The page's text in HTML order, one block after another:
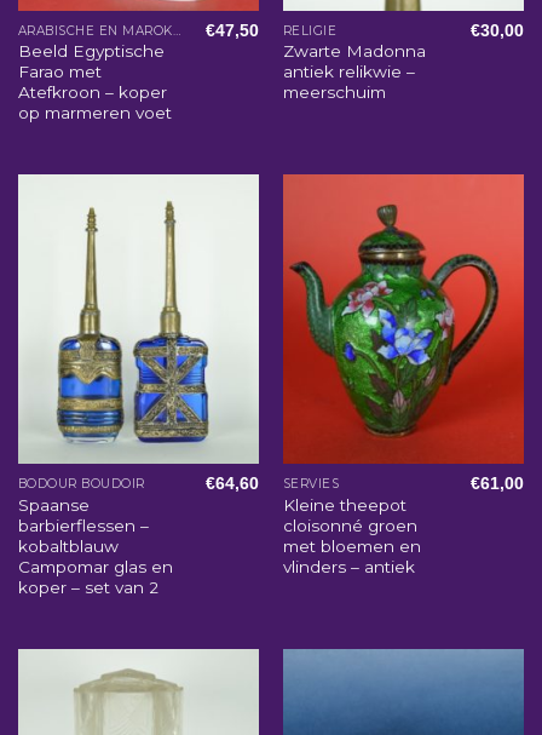
ARABISCHE EN MAROKKAANSE WOONACCESSOIRES
Beeld Egyptische
Farao met
Atefkroon – koper
op marmeren voet
€47,50 RELIGIE
Zwarte Madonna
antiek relikwie –
meerschuim
€30,00
BODOUR BOUDOIR
Spaanse
barbierflessen –
kobaltblauw
Campomar glas en
koper – set van 2
€64,60 SERVIES
Kleine theepot
cloisonné groen
met bloemen en
vlinders – antiek
€61,00